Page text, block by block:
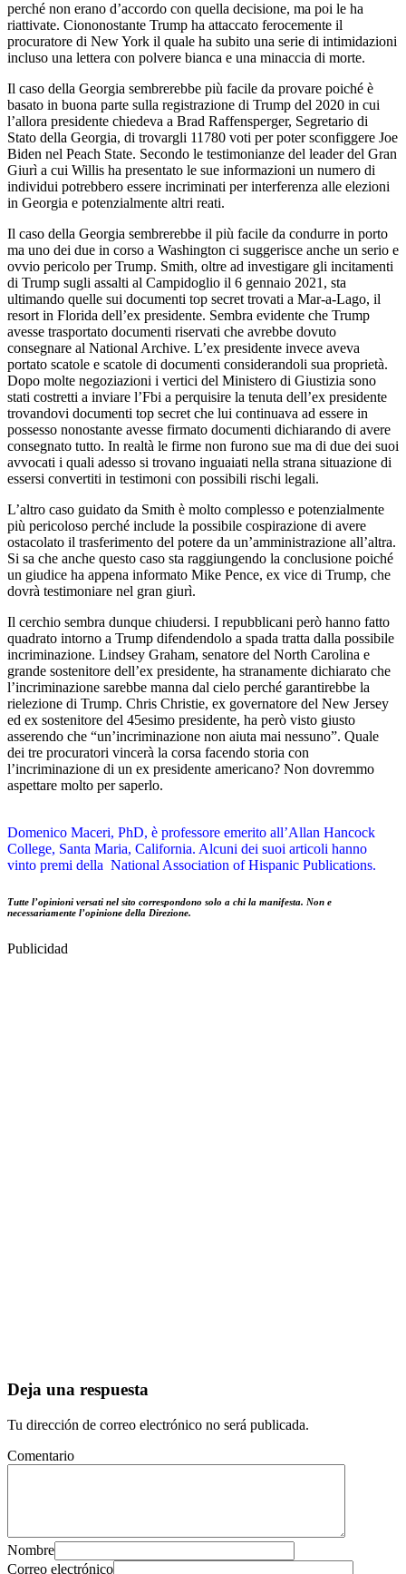
perché non erano d’accordo con quella decisione, ma poi le ha
riattivate. Ciononostante Trump ha attaccato ferocemente il
procuratore di New York il quale ha subito una serie di intimidazioni
incluso una lettera con polvere bianca e una minaccia di morte.
Il caso della Georgia sembrerebbe più facile da provare poiché è
basato in buona parte sulla registrazione di Trump del 2020 in cui
l’allora presidente chiedeva a Brad Raffensperger, Segretario di
Stato della Georgia, di trovargli 11780 voti per poter sconfiggere Joe
Biden nel Peach State. Secondo le testimonianze del leader del Gran
Giurì a cui Willis ha presentato le sue informazioni un numero di
individui potrebbero essere incriminati per interferenza alle elezioni
in Georgia e potenzialmente altri reati.
Il caso della Georgia sembrerebbe il più facile da condurre in porto
ma uno dei due in corso a Washington ci suggerisce anche un serio e
ovvio pericolo per Trump. Smith, oltre ad investigare gli incitamenti
di Trump sugli assalti al Campidoglio il 6 gennaio 2021, sta
ultimando quelle sui documenti top secret trovati a Mar-a-Lago, il
resort in Florida dell’ex presidente. Sembra evidente che Trump
avesse trasportato documenti riservati che avrebbe dovuto
consegnare al National Archive. L’ex presidente invece aveva
portato scatole e scatole di documenti considerandoli sua proprietà.
Dopo molte negoziazioni i vertici del Ministero di Giustizia sono
stati costretti a inviare l’Fbi a perquisire la tenuta dell’ex presidente
trovandovi documenti top secret che lui continuava ad essere in
possesso nonostante avesse firmato documenti dichiarando di avere
consegnato tutto. In realtà le firme non furono sue ma di due dei suoi
avvocati i quali adesso si trovano inguaiati nella strana situazione di
essersi convertiti in testimoni con possibili rischi legali.
L’altro caso guidato da Smith è molto complesso e potenzialmente
più pericoloso perché include la possibile cospirazione di avere
ostacolato il trasferimento del potere da un’amministrazione all’altra.
Si sa che anche questo caso sta raggiungendo la conclusione poiché
un giudice ha appena informato Mike Pence, ex vice di Trump, che
dovrà testimoniare nel gran giurì.
Il cerchio sembra dunque chiudersi. I repubblicani però hanno fatto
quadrato intorno a Trump difendendolo a spada tratta dalla possibile
incriminazione. Lindsey Graham, senatore del North Carolina e
grande sostenitore dell’ex presidente, ha stranamente dichiarato che
l’incriminazione sarebbe manna dal cielo perché garantirebbe la
rielezione di Trump. Chris Christie, ex governatore del New Jersey
ed ex sostenitore del 45esimo presidente, ha però visto giusto
asserendo che “un’incriminazione non aiuta mai nessuno”. Quale
dei tre procuratori vincerà la corsa facendo storia con
l’incriminazione di un ex presidente americano? Non dovremmo
aspettare molto per saperlo.
Domenico Maceri, PhD, è professore emerito all’Allan Hancock
College, Santa Maria, California. Alcuni dei suoi articoli hanno
vinto premi della National Association of Hispanic Publications.
Tutte l’opinioni versati nel sito correspondono solo a chi la manifesta. Non e
necessariamente l’opinione della Direzione.
Publicidad
Deja una respuesta
Tu dirección de correo electrónico no será publicada.
Comentario
Nombre
Correo electrónico